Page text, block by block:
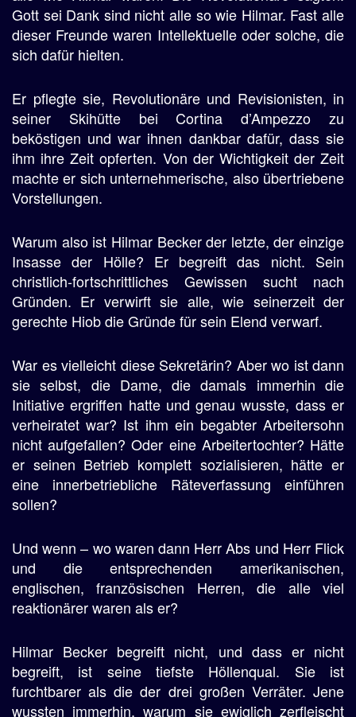
Gott sei Dank sind nicht alle so wie Hilmar. Fast alle
dieser Freunde waren Intellektuelle oder solche, die
sich dafür hielten.
Er pflegte sie, Revolutionäre und Revisionisten, in
seiner Skihütte bei Cortina d’Ampezzo zu
beköstigen und war ihnen dankbar dafür, dass sie
ihm ihre Zeit opferten. Von der Wichtigkeit der Zeit
machte er sich unternehmerische, also übertriebene
Vorstellungen.
Warum also ist Hilmar Becker der letzte, der einzige
Insasse der Hölle? Er begreift das nicht. Sein
christlich-fortschrittliches Gewissen sucht nach
Gründen. Er verwirft sie alle, wie seinerzeit der
gerechte Hiob die Gründe für sein Elend verwarf.
War es vielleicht diese Sekretärin? Aber wo ist dann
sie selbst, die Dame, die damals immerhin die
Initiative ergriffen hatte und genau wusste, dass er
verheiratet war? Ist ihm ein begabter Arbeitersohn
nicht aufgefallen? Oder eine Arbeitertochter? Hätte
er seinen Betrieb komplett sozialisieren, hätte er
eine innerbetriebliche Räteverfassung einführen
sollen?
Und wenn – wo waren dann Herr Abs und Herr Flick
und die entsprechenden amerikanischen,
englischen, französischen Herren, die alle viel
reaktionärer waren als er?
Hilmar Becker begreift nicht, und dass er nicht
begreift, ist seine tiefste Höllenqual. Sie ist
furchtbarer als die der drei großen Verräter. Jene
wussten immerhin, warum sie ewiglich zerfleischt